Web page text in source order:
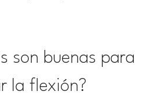
son buenas para
la flexión?